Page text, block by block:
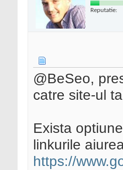
Reputatie:
@BeSeo,
catre site-ul
Exista
linkurile
https://